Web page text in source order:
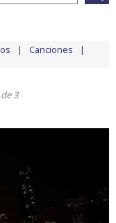
Canciones
3